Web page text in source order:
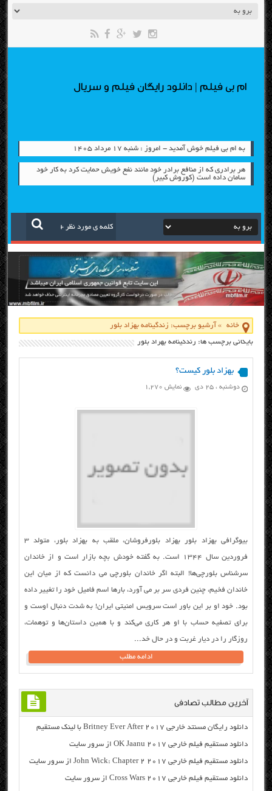
ام بی فیلم | دانلود رایگان فیلم و سریال
به ام بی فیلم خوش آمدید - امروز : شنبه ۱۷ مرداد ۱۴۰۵
هر برادری که از منافع برادر خود مانند نفع خویش حمایت کرد به کار خود
سامان داده است (کوروش کبیر)
خانه » آرشیو برچسب: زندگینامه بهزاد بلور
بایگانی برچسب ها: زندگینامه بهزاد بلور
بهزاد بلور کیست؟
دوشنبه ، ۲۵ دی نمایش 1,270
بیوگرافی بهزاد بلور بهزاد بلورفروشان، ملقب به بهزاد بلور، متولد ۳
فروردین سال ۱۳۴۴ است. به گفته خودش بچه بازار است و از خاندان
سرشناس بلورچی‌ها! البته اگر خاندان بلورچی می دانست که از میان این
خاندان فخیم، چنین فردی سر بر می آورد، بارها اسم فامیل خود را تغییر داده
بود. خود او بر این باور است سرویس امنیتی ایران! به شدت دنبال اوست و
برای تصفیه حساب با او هر کاری می‌کند و با همین داستان‌ها و توهمات،
روزگار را در دیار غربت و در حال خد...
ادامه مطلب
آخرین مطالب تصادفی
دانلود رایگان مسنتد خارجی Britney Ever After 2017 با لینک مستقیم
دانلود مستقیم فیلم خارجی OK Jaanu 2017 از سرور سایت
دانلود مستقیم فیلم خارجی John Wick: Chapter 2 2017 از سرور سایت
دانلود مستقیم فیلم خارجی Cross Wars 2017 از سرور سایت